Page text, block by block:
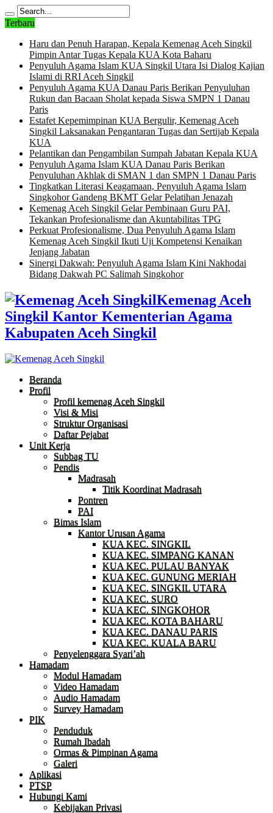
Terbaru
Haru dan Penuh Harapan, Kepala Kemenag Aceh Singkil
Pimpin Antar Tugas Kepala KUA Kota Baharu
Penyuluh Agama Islam KUA Singkil Utara Isi Dialog Kajian
Islami di RRI Aceh Singkil
Penyuluh Agama KUA Danau Paris Berikan Penyuluhan
Rukun dan Bacaan Sholat kepada Siswa SMPN 1 Danau
Paris
Estafet Kepemimpinan KUA Bergulir, Kemenag Aceh
Singkil Laksanakan Pengantaran Tugas dan Sertijab Kepala
KUA
Pelantikan dan Pengambilan Sumpah Jabatan Kepala KUA
Penyuluh Agama Islam KUA Danau Paris Berikan
Penyuluhan Akhlak di SMAN 1 dan SMPN 1 Danau Paris
Tingkatkan Literasi Keagamaan, Penyuluh Agama Islam
Singkohor Gandeng BKMT Gelar Pelatihan Jenazah
Kemenag Aceh Singkil Gelar Pembinaan Guru PAI,
Tekankan Profesionalisme dan Akuntabilitas TPG
Perkuat Profesionalisme, Dua Penyuluh Agama Islam
Kemenag Aceh Singkil Ikuti Uji Kompetensi Kenaikan
Jenjang Jabatan
Sinergi Dakwah: Penyuluh Agama Islam Kini Nakhodai
Bidang Dakwah PC Salimah Singkohor
Kemenag Aceh
Singkil Kantor Kementerian Agama
Kabupaten Aceh Singkil
Beranda
Profil
Profil kemenag Aceh Singkil
Visi & Misi
Struktur Organisasi
Daftar Pejabat
Unit Kerja
Subbag TU
Pendis
Madrasah
Titik Koordinat Madrasah
Pontren
PAI
Bimas Islam
Kantor Urusan Agama
KUA KEC. SINGKIL
KUA KEC. SIMPANG KANAN
KUA KEC. PULAU BANYAK
KUA KEC. GUNUNG MERIAH
KUA KEC. SINGKIL UTARA
KUA KEC. SURO
KUA KEC. SINGKOHOR
KUA KEC. KOTA BAHARU
KUA KEC. DANAU PARIS
KUA KEC. KUALA BARU
Penyelenggara Syari’ah
Hamadam
Modul Hamadam
Video Hamadam
Audio Hamadam
Survey Hamadam
PIK
Penduduk
Rumah Ibadah
Ormas & Pimpinan Agama
Galeri
Aplikasi
PTSP
Hubungi Kami
Kebijakan Privasi